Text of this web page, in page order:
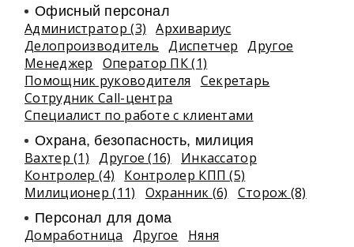
Офисный персонал
Администратор (3)
Архивариус
Делопроизводитель
Диспетчер
Другое
Менеджер
Оператор ПК (1)
Помощник руководителя
Секретарь
Сотрудник Call-центра
Специалист по работе с клиентами
Охрана, безопасность, милиция
Вахтер (1) Другое (16)
Инкассатор
Контролер (4)
Контролер КПП (5)
Милиционер (11)
Охранник (6) Сторож (8)
Персонал для дома
Домработница Другое
Няня